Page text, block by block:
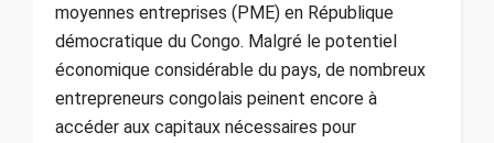
moyennes entreprises (PME) en République
démocratique du Congo. Malgré le potentiel
économique considérable du pays, de nombreux
entrepreneurs congolais peinent encore à
accéder aux capitaux nécessaires pour